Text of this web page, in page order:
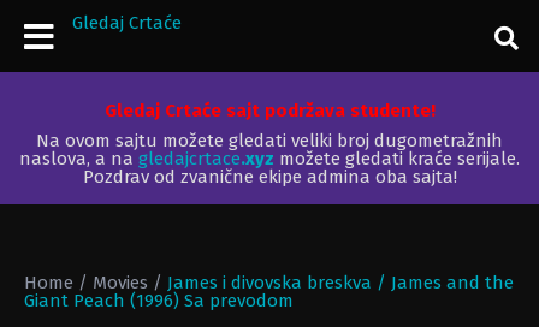
Gledaj Crtaće
Gledaj Crtaće sajt podržava studente!
Na ovom sajtu možete gledati veliki broj dugometražnih
naslova, a na gledajcrtace.xyz možete gledati kraće serijale.
Pozdrav od zvanične ekipe admina oba sajta!
Home / Movies / James i divovska breskva / James and the
Giant Peach (1996) Sa prevodom